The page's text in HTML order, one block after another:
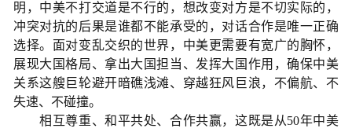
明，中美不打交道是不行的，想改变对方是不切实际的，
冲突对抗的后果是谁都不能承受的，对话合作是唯一正确
选择。面对变乱交织的世界，中美更需要有宽广的胸怀，
展现大国格局、拿出大国担当、发挥大国作用，确保中美
关系这艘巨轮避开暗礁浅滩、穿越狂风巨浪，不偏航、不
失速、不碰撞。
相互尊重、和平共处、合作共赢，这既是从50年中美